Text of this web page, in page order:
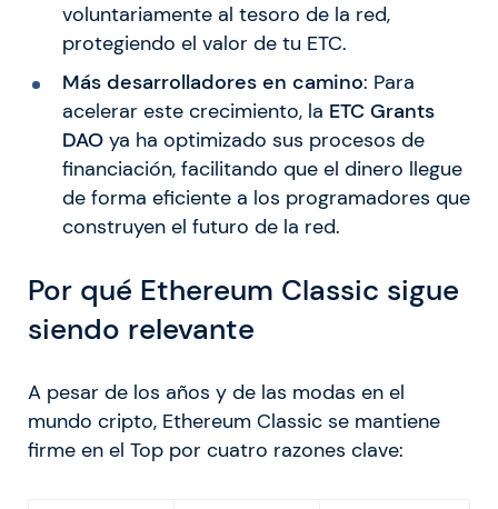
voluntariamente al tesoro de la red,
protegiendo el valor de tu ETC.
Más desarrolladores en camino: Para
acelerar este crecimiento, la ETC Grants
DAOya ha optimizado sus procesos de
financiación, facilitando que el dinero llegue
de forma eficiente a los programadores que
construyen el futuro de la red.
Por qué Ethereum Classic sigue
siendo relevante
A pesar de los años y de las modas en el
mundo cripto, Ethereum Classic se mantiene
firme en el Top por cuatro razones clave: